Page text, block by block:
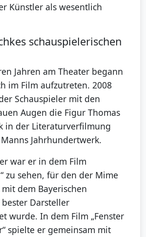
Künstler als wesentlich
schauspielerischen
Jahren am Theater begann
im Film aufzutreten. 2008
Schauspieler mit den
Augen die Figur Thomas
in der Literaturverfilmung
Jahrhundertwerk.
war er in dem Film
zu sehen, für den der Mime
mit dem Bayerischen
Darsteller
wurde. In dem Film „Fenster
spielte er gemeinsam mit